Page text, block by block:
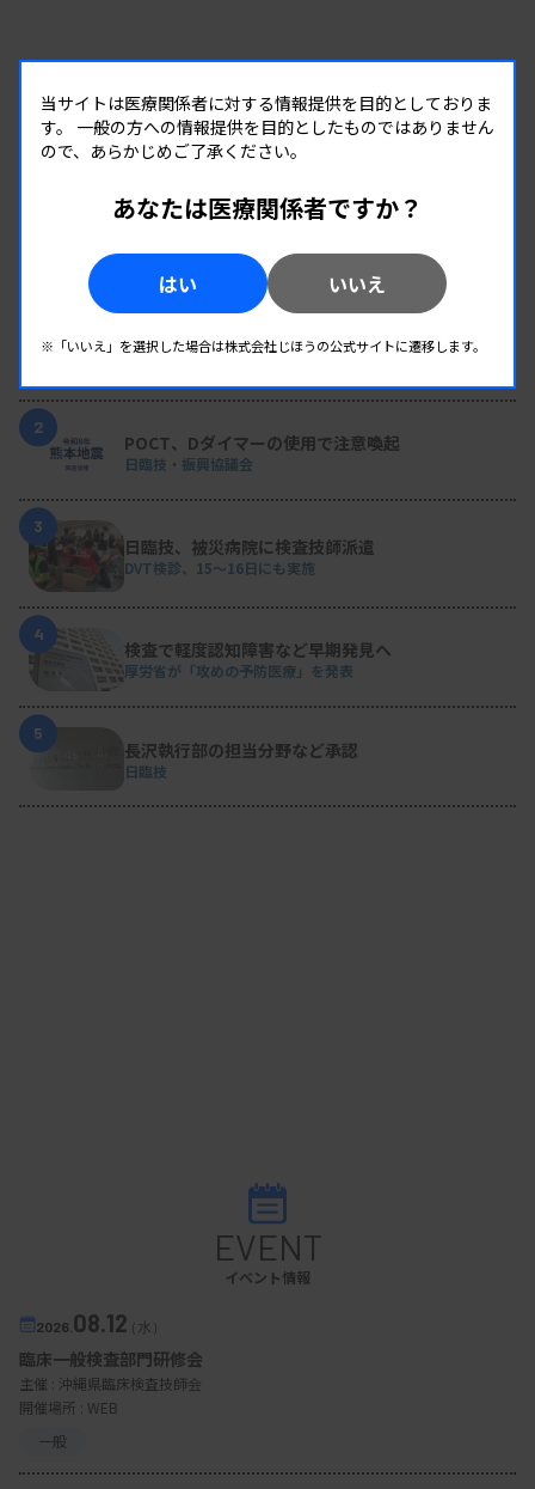
RANKING
人気の記事
CAR-T療法後のICANSをどう予測するか——検査値
2
POCT、Dダイマーの使用で注意喚起
日臨技・振興協議会
3
日臨技、被災病院に検査技師派遣
DVT検診、15～16日にも実施
4
検査で軽度認知障害など早期発見へ
厚労省が「攻めの予防医療」を発表
5
長沢執行部の担当分野など承認
日臨技
EVENT
イベント情報
2026. 08.12（水）
臨床一般検査部門研修会
主催 : 沖縄県臨床検査技師会
開催場所 : WEB
一般
当サイトは医療関係者に対する情報提供を目的としておりま
す。 一般の方への情報提供を目的としたものではありません
ので、あらかじめご了承ください。
あなたは医療関係者ですか？
はい いいえ
※「いいえ」を選択した場合は株式会社じほうの公式サイトに遷移します。